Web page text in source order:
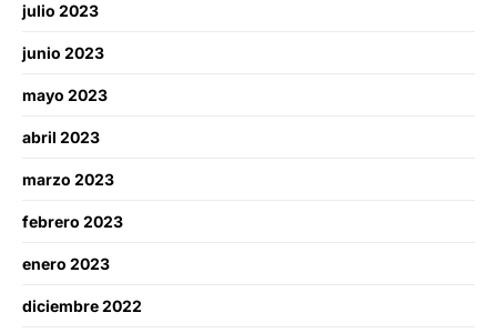
julio 2023
junio 2023
mayo 2023
abril 2023
marzo 2023
febrero 2023
enero 2023
diciembre 2022